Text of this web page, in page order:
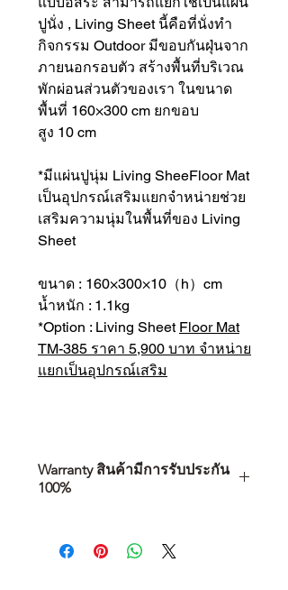
ปูนั่ง , Living Sheet นี้คือที่นั่งทำ
กิจกรรม Outdoor มีขอบกันฝุ่นจาก
ภายนอกรอบตัว สร้างพื้นที่บริเวณ
พักผ่อนส่วนตัวของเรา ในขนาด
พื้นที่ 160×300 cm ยกขอบ
สูง 10 cm
*มีแผ่นปูนุ่ม Living SheeFloor Mat
เป็นอุปกรณ์เสริมแยกจำหน่ายช่วย
เสริมความนุ่มในพื้นที่ของ Living
Sheet
ขนาด : 160×300×10（h）cm
น้ำหนัก : 1.1kg
*Option : Living Sheet Floor Mat
TM-385 ราคา 5,900 บาท จำหน่าย
แยกเป็นอุปกรณ์เสริม
Warranty สินค้ามีการรับประกัน
100%
คุณตัดสินใจซื้อ แต่รวมไปถึง
“ประสบการณ์หลังการใช้งาน” ใน